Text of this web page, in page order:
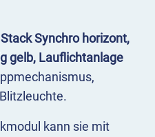
Synchro horizont,
gelb, Lauflichtanlage
kann sie mit